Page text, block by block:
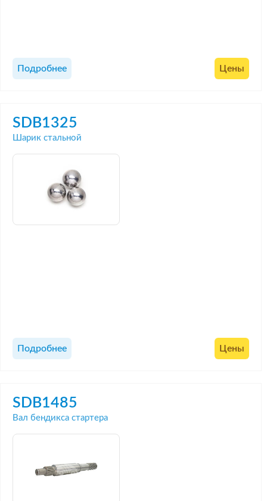
Подробнее Цены
SDB1325
Шарик стальной
Подробнее Цены
SDB1485
Вал бендикса стартера